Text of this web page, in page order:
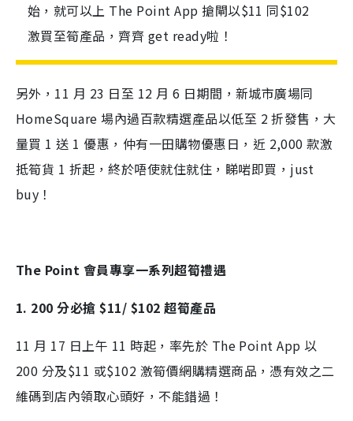
始，就可以上 The Point App 搶閘以$11 同$102
激買至筍產品，齊齊 get ready啦！
另外，11 月 23 日至 12 月 6 日期間，新城市廣場同
HomeSquare 場內過百款精選產品以低至 2 折發售，大
量買 1 送 1 優惠，仲有一田購物優惠日，近 2,000 款激
抵筍貨 1 折起，終於唔使就住就住，睇啱即買，just
buy！
The Point 會員專享一系列超筍禮遇
1. 200 分必搶 $11/ $102 超筍產品
11 月 17 日上午 11 時起，率先於 The Point App 以
200 分及$11 或$102 激筍價網購精選商品，憑有效之二
維碼到店內領取心頭好，不能錯過！